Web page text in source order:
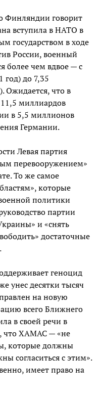
Финляндии говорит
вступила в НАТО в
государством в ходе
России, военный
более чем вдвое — с
год) до 7,35
Ожидается, что в
миллиардов
в 5,5 миллионов
Германии.
Левая партия
перевооружением»
То же самое
которые
политики
партии
и «снять
достаточные
геноцид
унес десятки тысяч
на новую
всего Ближнего
в своей речи в
что ХАМАС — «не
которые должны
согласиться с этим».
имеет право на